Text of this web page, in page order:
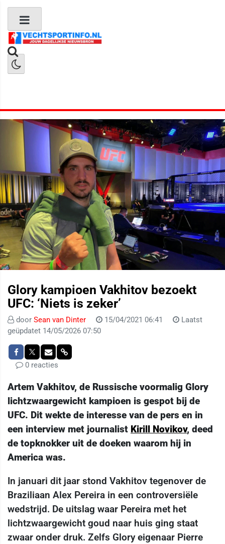
Glory kampioen Vakhitov bezoekt
UFC: ‘Niets is zeker’
door Sean van Dinter 15/04/2021 06:41
Laatst
geüpdatet 14/05/2026 07:50
0 reacties
Artem Vakhitov, de Russische voormalig Glory
lichtzwaargewicht kampioen is gespot bij de
UFC. Dit wekte de interesse van de pers en in
een interview met journalist Kirill Novikov, deed
de topknokker uit de doeken waarom hij in
America was.
In januari dit jaar stond Vakhitov tegenover de
Braziliaan Alex Pereira in een controversiële
wedstrijd. De uitslag waar Pereira met het
lichtzwaargewicht goud naar huis ging staat
zwaar onder druk. Zelfs Glory eigenaar Pierre